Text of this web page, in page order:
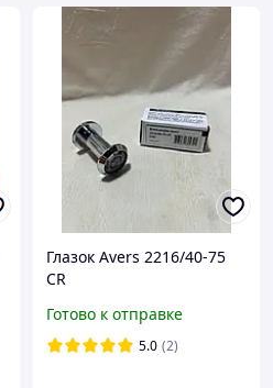
Глазок Avers 2216/40-75
CR
Готово к отправке
5.0 (2)